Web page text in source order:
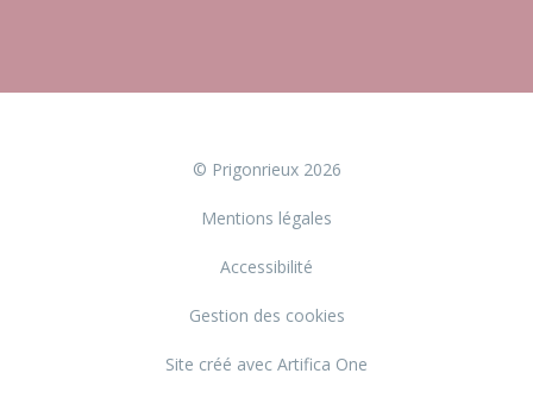
© Prigonrieux 2026
Mentions légales
Accessibilité
Gestion des cookies
Site créé avec Artifica One